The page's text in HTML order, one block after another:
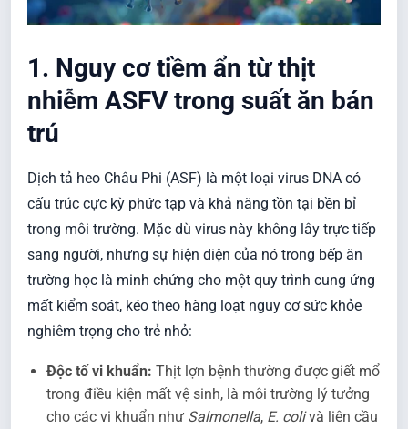
1. Nguy cơ tiềm ẩn từ thịt
nhiễm ASFV trong suất ăn bán
trú
Dịch tả heo Châu Phi (ASF) là một loại virus DNA có
cấu trúc cực kỳ phức tạp và khả năng tồn tại bền bỉ
trong môi trường. Mặc dù virus này không lây trực tiếp
sang người, nhưng sự hiện diện của nó trong bếp ăn
trường học là minh chứng cho một quy trình cung ứng
mất kiểm soát, kéo theo hàng loạt nguy cơ sức khỏe
nghiêm trọng cho trẻ nhỏ:
Độc tố vi khuẩn: Thịt lợn bệnh thường được giết mổ
trong điều kiện mất vệ sinh, là môi trường lý tưởng
cho các vi khuẩn như Salmonella, E. colivà liên cầu